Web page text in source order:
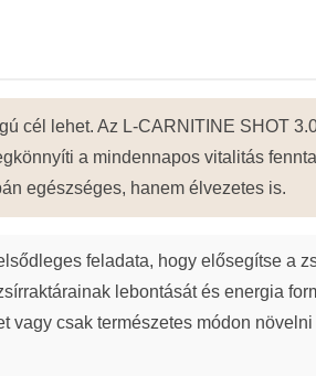
cél lehet. Az L-CARNITINE SHOT
a mindennapos vitalitás
egészséges, hanem élvezetes is.
feladata, hogy elősegítse a
lebontását és energia
vagy csak természetes módon növelni